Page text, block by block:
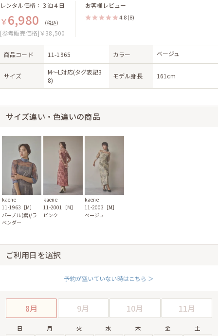
レンタル価格：３泊４日
￥6,980 （税込）
[参考販売価格]￥38,500
お客様レビュー
4.8 (8)
商品コード 11-1965 カラー ベージュ
サイズ
M〜L対応(タグ表記3
8)
モデル身長 161cm
サイズ違い・色違いの商品
kaene
11-1963［M］
パープル(紫)/ラ
ベンダー
kaene
11-2001［M］
ピンク
kaene
11-2003［M］
ベージュ
ご利用日を選択
予約が空いていない時はこちら ＞
8月 9月 10月 11月
日 月 火 水 木 金 土